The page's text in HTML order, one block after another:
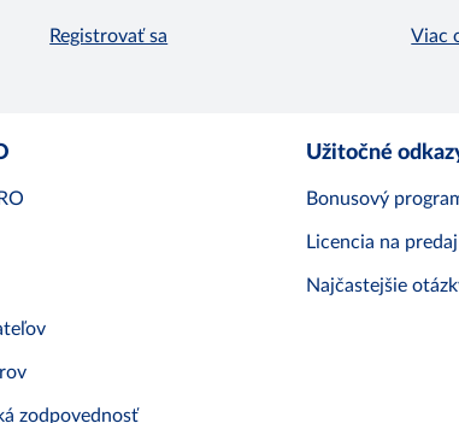
Registrovať sa Viac
zodpovednosť
Užitočné
Bonusový
Licencia na
Najčastejšie